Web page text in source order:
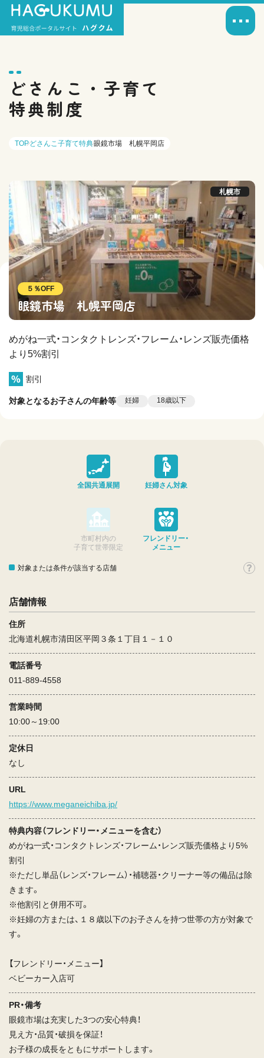
どさんこ・子育て
特典制度
TOPどさんこ子育て特典眼鏡市場 札幌平岡店
札幌市
５％OFF
眼鏡市場 札幌平岡店
めがね一式・コンタクトレンズ・フレーム・レンズ販売価格
より5%割引
割引
対象となるお子さんの年齢等 妊婦 18歳以下
全国共通展開 妊婦さん対象
市町村内の
子育て世帯限定
フレンドリー・
メニュー
対象または条件が該当する店舗
店舗情報
住所
北海道札幌市清田区平岡３条１丁目１－１０
電話番号
011-889-4558
営業時間
10:00～19:00
定休日
なし
URL
https://www.meganeichiba.jp/
特典内容（フレンドリー・メニューを含む）
めがね一式・コンタクトレンズ・フレーム・レンズ販売価格より5%
割引
※ただし単品（レンズ・フレーム）・補聴器・クリーナー等の備品は除
きます。
※他割引と併用不可。
※妊婦の方または、１８歳以下のお子さんを持つ世帯の方が対象で
す。
【フレンドリー・メニュー】
ベビーカー入店可
PR・備考
眼鏡市場は充実した3つの安心特典！
見え方・品質・破損を保証！
お子様の成長をともにサポートします。